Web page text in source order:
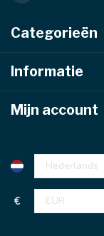
Categorieën
Informatie
Mijn account
€